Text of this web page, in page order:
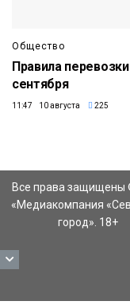
Общество
Правила
сентября
11:47 10 августа 225
Все права
«Медиакомпания
город». 18+